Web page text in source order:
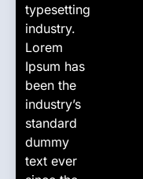
typesetting
industry.
Lorem
Ipsum has
been the
industry’s
standard
dummy
text ever